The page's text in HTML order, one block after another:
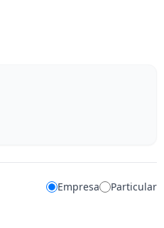
Empresa Particular